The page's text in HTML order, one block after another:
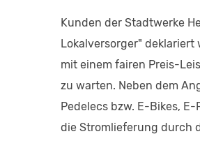
Kunden der Stadtwerke
Lokalversorger"
mit einem fairen Preis-
zu warten. Neben dem
Pedelecs bzw. E-Bikes,
die Stromlieferung durch